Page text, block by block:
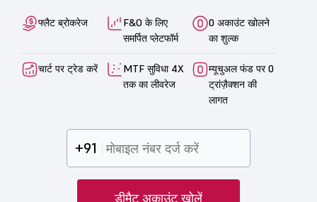
फ्लैट ब्रोकरेज
F&O के लिए
समर्पित प्लेटफॉर्म
0 अकाउंट खोलने
का शुल्क
चार्ट पर ट्रेड करें
MTF सुविधा 4X
तक का लीवरेज
म्यूचुअल फंड पर 0
ट्रांज़ैक्शन की
लागत
+91
डीमैट अकाउंट खोलें